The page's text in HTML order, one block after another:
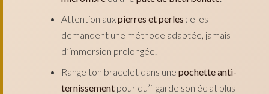
Attention auxpierres et perles : elles
demandent une méthode adaptée, jamais
d’immersion prolongée.
Range ton bracelet dans une pochette anti-
ternissement pour qu’il garde son éclat plus